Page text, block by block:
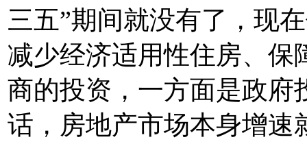
三五”期间就没有了，现
减少经济适用性住房、保
商的投资，一方面是政府
话，房地产市场本身增速